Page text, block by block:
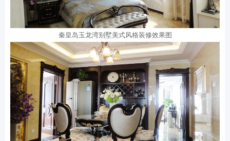
秦皇岛玉龙湾别墅美式风格装修效果图